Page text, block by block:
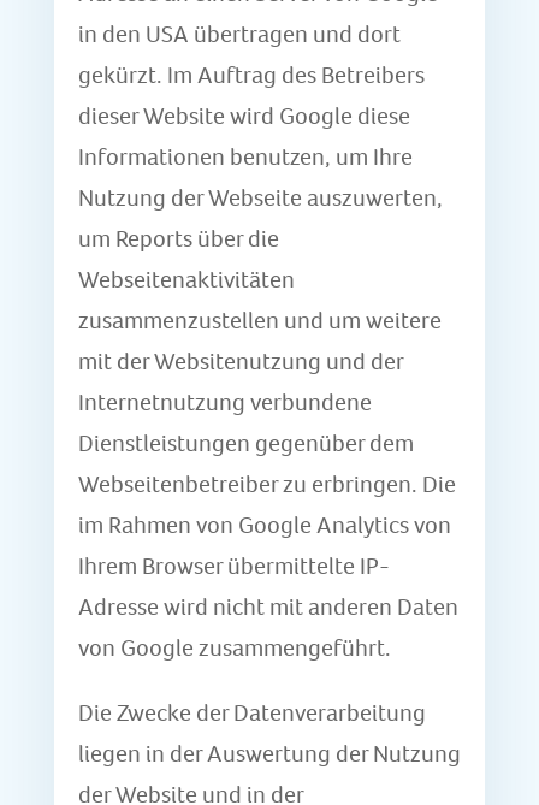
in den USA übertragen und dort
gekürzt. Im Auftrag des Betreibers
dieser Website wird Google diese
Informationen benutzen, um Ihre
Nutzung der Webseite auszuwerten,
um Reports über die
Webseitenaktivitäten
zusammenzustellen und um weitere
mit der Websitenutzung und der
Internetnutzung verbundene
Dienstleistungen gegenüber dem
Webseitenbetreiber zu erbringen. Die
im Rahmen von Google Analytics von
Ihrem Browser übermittelte IP-
Adresse wird nicht mit anderen Daten
von Google zusammengeführt.
Die Zwecke der Datenverarbeitung
liegen in der Auswertung der Nutzung
der Website und in der